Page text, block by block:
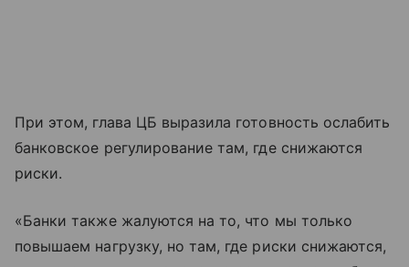
При этом, глава ЦБ выразила готовность ослабить
банковское регулирование там, где снижаются
риски.
«Банки также жалуются на то, что мы только
повышаем нагрузку, но там, где риски снижаются,